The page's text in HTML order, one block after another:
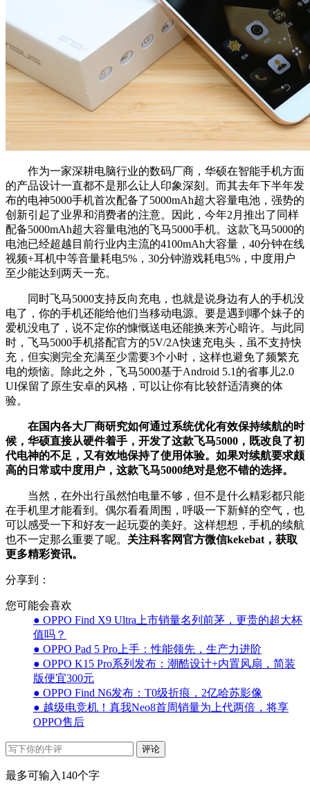
作为一家深耕电脑行业的数码厂商，华硕在智能手机方面
的产品设计一直都不是那么让人印象深刻。而其去年下半年发
布的电神5000手机首次配备了5000mAh超大容量电池，强势的
创新引起了业界和消费者的注意。因此，今年2月推出了同样
配备5000mAh超大容量电池的飞马5000手机。这款飞马5000的
电池已经超越目前行业内主流的4100mAh大容量，40分钟在线
视频+耳机中等音量耗电5%，30分钟游戏耗电5%，中度用户
至少能达到两天一充。
同时飞马5000支持反向充电，也就是说身边有人的手机没
电了，你的手机还能给他们当移动电源。要是遇到哪个妹子的
爱机没电了，说不定你的慷慨送电还能换来芳心暗许。与此同
时，飞马5000手机搭配官方的5V/2A快速充电头，虽不支持快
充，但实测完全充满至少需要3个小时，这样也避免了频繁充
电的烦恼。除此之外，飞马5000基于Android 5.1的省事儿2.0
UI保留了原生安卓的风格，可以让你有比较舒适清爽的体
验。
在国内各大厂商研究如何通过系统优化有效保持续航的时
候，华硕直接从硬件着手，开发了这款飞马5000，既改良了初
代电神的不足，又有效地保持了使用体验。如果对续航要求颇
高的日常或中度用户，这款飞马5000绝对是您不错的选择。
当然，在外出行虽然怕电量不够，但不是什么精彩都只能
在手机里才能看到。偶尔看看周围，呼吸一下新鲜的空气，也
可以感受一下和好友一起玩耍的美好。这样想想，手机的续航
也不一定那么重要了呢。 关注科客网官方微信kekebat，获取
更多精彩资讯。
分享到：
您可能会喜欢
● OPPO Find X9 Ultra上市销量名列前茅，更贵的超大杯
值吗？
● OPPO Pad 5 Pro上手：性能领先，生产力进阶
● OPPO K15 Pro系列发布：潮酷设计+内置风扇，简装
版便宜300元
● OPPO Find N6发布：T0级折痕，2亿哈苏影像
● 越级电竞机！真我Neo8首周销量为上代两倍，将享
OPPO售后
评论
最多可输入140个字